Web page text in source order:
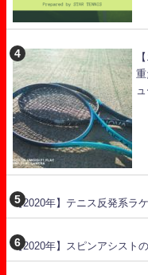
重
【2020年】テニス反発系ラ
【2020年】スピンアシスト